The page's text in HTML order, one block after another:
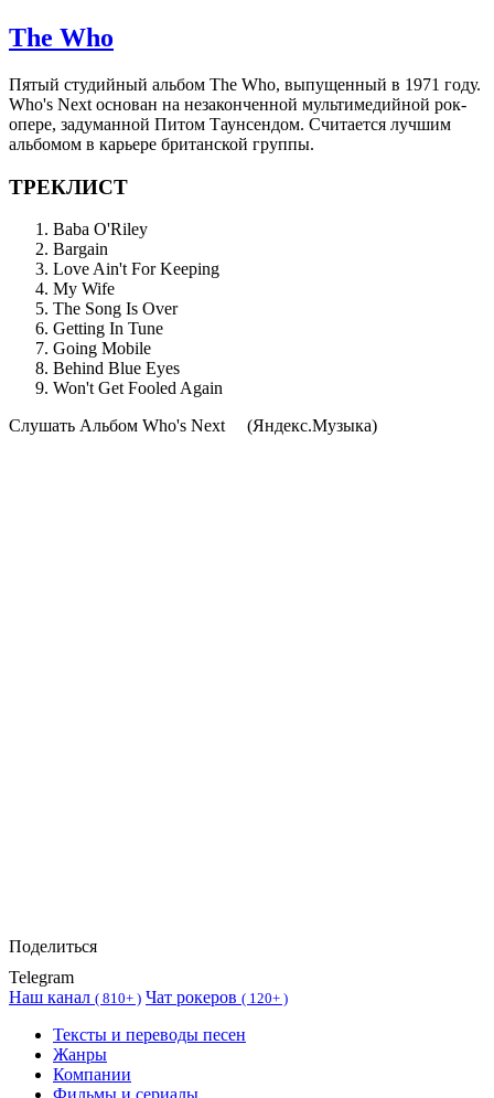
The Who
Пятый студийный альбом The Who, выпущенный в 1971 году.
Who's Next основан на незаконченной мультимедийной рок-
опере, задуманной Питом Таунсендом. Считается лучшим
альбомом в карьере британской группы.
ТРЕКЛИСТ
Baba O'Riley
Bargain
Love Ain't For Keeping
My Wife
The Song Is Over
Getting In Tune
Going Mobile
Behind Blue Eyes
Won't Get Fooled Again
Cлушать Альбом Who's Next
(Яндекс.Музыка)
Поделиться
Telegram
Наш канал ( 810+ ) Чат рокеров ( 120+ )
Тексты и переводы песен
Жанры
Компании